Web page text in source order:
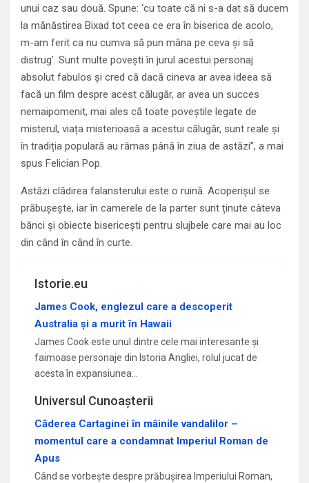
unui caz sau două. Spune: ‘cu toate că ni s-a dat să ducem
la mănăstirea Bixad tot ceea ce era în biserica de acolo,
m-am ferit ca nu cumva să pun mâna pe ceva și să
distrug’. Sunt multe povești în jurul acestui personaj
absolut fabulos și cred că dacă cineva ar avea ideea să
facă un film despre acest călugăr, ar avea un succes
nemaipomenit, mai ales că toate poveștile legate de
misterul, viața misterioasă a acestui călugăr, sunt reale și
în tradiția populară au rămas până în ziua de astăzi”, a mai
spus Felician Pop.
Astăzi clădirea falansterului este o ruină. Acoperișul se
prăbușește, iar în camerele de la parter sunt ținute câteva
bănci și obiecte bisericești pentru slujbele care mai au loc
din când în când în curte.
Istorie.eu
James Cook, englezul care a descoperit
Australia și a murit în Hawaii
James Cook este unul dintre cele mai interesante și
faimoase personaje din Istoria Angliei, rolul jucat de
acesta în expansiunea…
Universul Cunoașterii
Căderea Cartaginei în mâinile vandalilor –
momentul care a condamnat Imperiul Roman de
Apus
Când se vorbește despre prăbușirea Imperiului Roman,